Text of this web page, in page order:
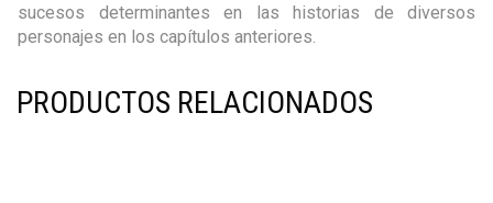
sucesos determinantes en las historias de diversos
personajes en los capítulos anteriores.
PRODUCTOS RELACIONADOS